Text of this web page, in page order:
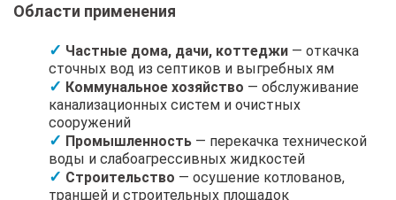
Области применения
Частные дома, дачи, коттеджи — откачка
сточных вод из септиков и выгребных ям
Коммунальное хозяйство — обслуживание
канализационных систем и очистных
сооружений
Промышленность — перекачка технической
воды и слабоагрессивных жидкостей
Строительство — осушение котлованов,
траншей и строительных площадок